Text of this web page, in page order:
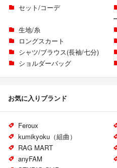
セット/コーデ
生地/糸
ロングスカート
シャツ/ブラウス(長袖/七分)
ショルダーバッグ
お気に入りブランド
Feroux
kumikyoku（組曲）
RAG MART
anyFAM